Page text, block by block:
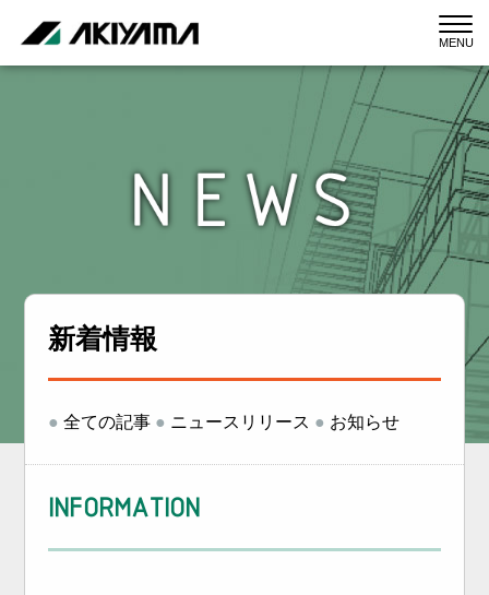
新着情報
●全ての記事 ● ニュースリリース ● お知らせ
INFORMATION
MENU